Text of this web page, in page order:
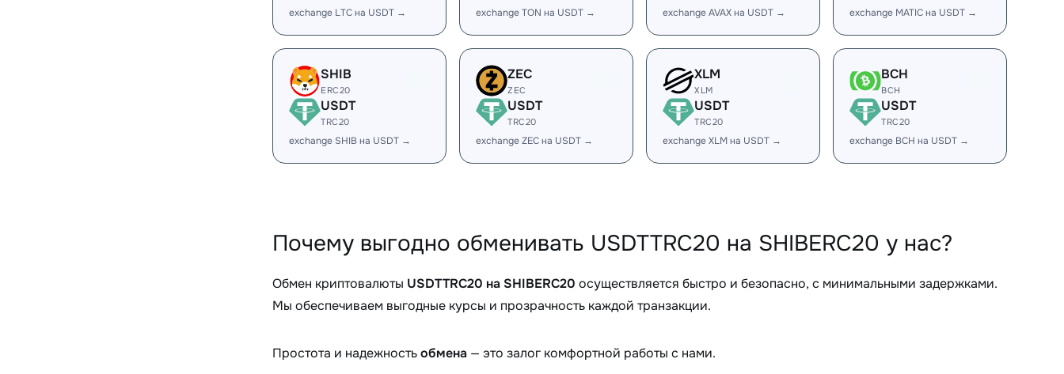
exchange LTC на USDT → exchange TON на USDT → exchange AVAX на USDT → exchange MATIC на USDT →
SHIB
ERC20
USDT
TRC20
exchange SHIB на USDT →
ZEC
ZEC
USDT
TRC20
exchange ZEC на USDT →
XLM
XLM
USDT
TRC20
exchange XLM на USDT →
BCH
BCH
USDT
TRC20
exchange BCH на USDT →
Почему выгодно обменивать USDTTRC20 на SHIBERC20 у нас?
Обмен криптовалюты USDTTRC20 на SHIBERC20 осуществляется быстро и безопасно, с минимальными задержками.
Мы обеспечиваем выгодные курсы и прозрачность каждой транзакции.
Простота и надежностьобмена — это залог комфортной работы с нами.